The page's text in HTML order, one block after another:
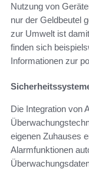
Nutzung von
nur der Geldbeutel
zur Umwelt ist
finden sich
Informationen zur
Die Integration von
eigenen Zuhauses
Alarmfunktionen